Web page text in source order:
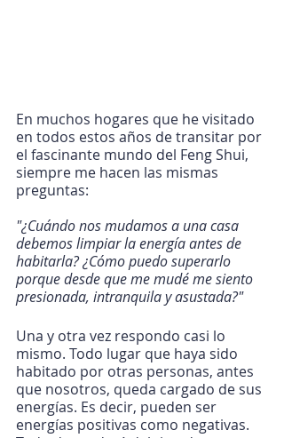
En muchos hogares que he visitado
en todos estos años de transitar por
el fascinante mundo del Feng Shui,
siempre me hacen las mismas
preguntas:
"¿Cuándo nos mudamos a una casa
debemos limpiar la energía antes de
habitarla? ¿Cómo puedo superarlo
porque desde que me mudé me siento
presionada, intranquila y asustada?"
Una y otra vez respondo casi lo
mismo. Todo lugar que haya sido
habitado por otras personas, antes
que nosotros, queda cargado de sus
energías. Es decir, pueden ser
energías positivas como negativas.